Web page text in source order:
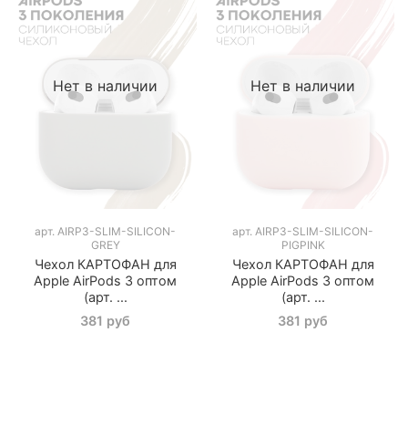
Нет в наличии
арт. AIRP3-SLIM-SILICON-
GREY
Чехол КАРТОФАН для
Apple AirPods 3 оптом
(арт. ...
381 руб
Нет в наличии
арт. AIRP3-SLIM-SILICON-
PIGPINK
Чехол КАРТОФАН для
Apple AirPods 3 оптом
(арт. ...
381 руб